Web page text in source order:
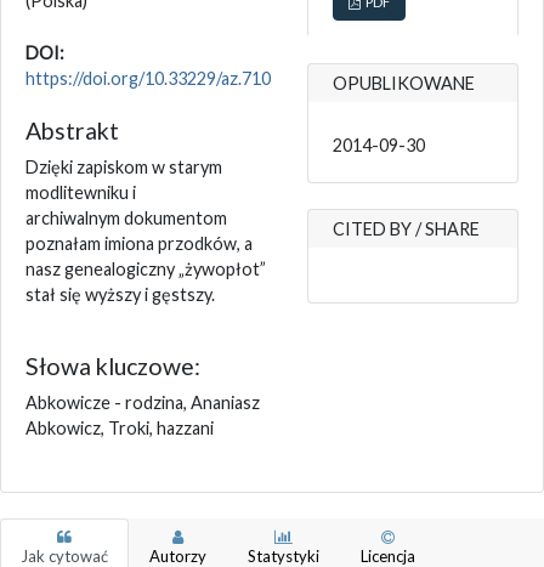
DOI:
https://doi.org/10.33229/az.710
Abstrakt
Dzięki zapiskom w starym
modlitewniku i
archiwalnym dokumentom
poznałam imiona przodków, a
nasz genealogiczny „żywopłot”
stał się wyższy i gęstszy.
Słowa kluczowe:
Abkowicze - rodzina, Ananiasz
Abkowicz, Troki, hazzani
OPUBLIKOWANE
2014-09-30
CITED BY / SHARE
Jak cytować Autorzy Statystyki Licencja